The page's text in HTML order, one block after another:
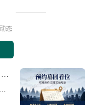
态